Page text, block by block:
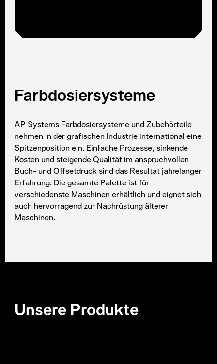
Farbdosiersysteme
AP Systems Farbdosiersysteme und Zubehörteile
nehmen in der grafischen Industrie international eine
Spitzenposition ein. Einfache Prozesse, sinkende
Kosten und steigende Qualität im anspruchvollen
Buch- und Offsetdruck sind das Resultat jahrelanger
Erfahrung. Die gesamte Palette ist für
verschiedenste Maschinen erhältlich und eignet sich
auch hervorragend zur Nachrüstung älterer
Maschinen.
Unsere Produkte